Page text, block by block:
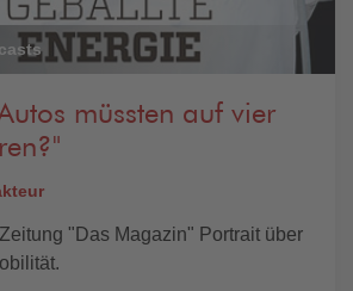
müssten auf vier
"Das Magazin" Portrait über